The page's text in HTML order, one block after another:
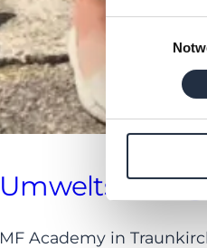
MF Academy in